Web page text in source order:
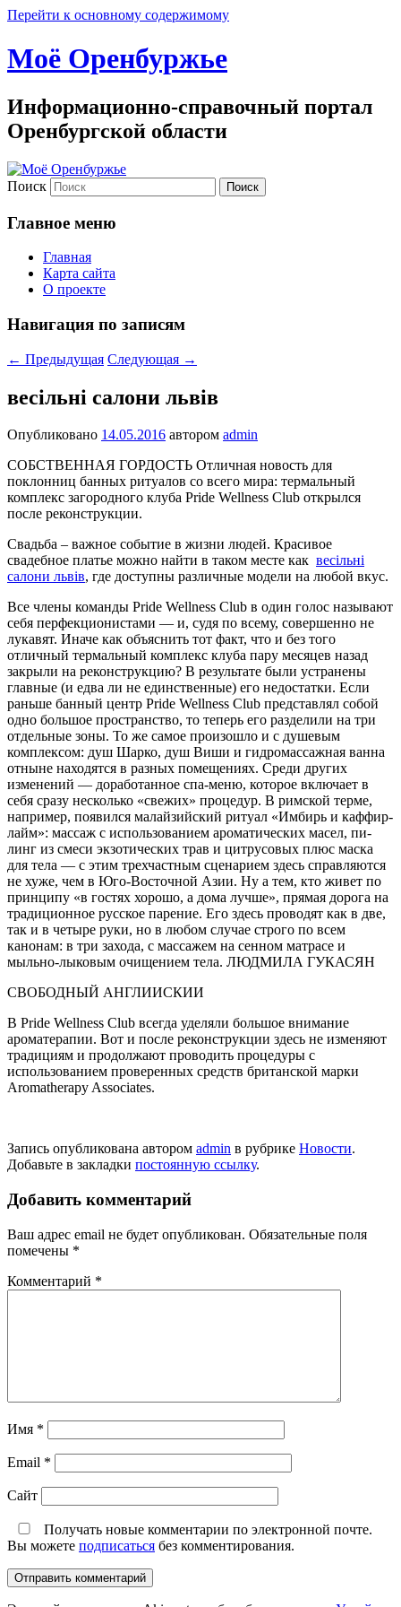
Перейти к основному содержимому
Моё Оренбуржье
Информационно-справочный портал
Оренбургской области
Поиск
Главное меню
Главная
Карта сайта
О проекте
Навигация по записям
← Предыдущая Следующая →
весільні салони львів
Опубликовано 14.05.2016 автором admin
СОБСТВЕННАЯ ГОРДОСТЬ Отличная новость для
поклонниц банных ритуалов со всего мира: термальный
комплекс загородного клуба Pride Wellness Club открылся
после реконструкции.
Свадьба – важное событие в жизни людей. Красивое
свадебное платье можно найти в таком месте как весільні
салони львів, где доступны различные модели на любой вкус.
Все члены команды Pride Wellness Club в один голос называют
себя перфекци­онистами — и, судя по все­му, совершенно не
лука­вят. Иначе как объяснить тот факт, что и без того
отличный термаль­ный комплекс клуба пару месяцев назад
закрыли на реконструкцию? В результате были устранены
глав­ные (и едва ли не единственные) его недостатки. Если
раньше банный центр Pride Wellness Club представ­лял собой
одно большое простран­ство, то теперь его разделили на три
отдельные зоны. То же самое произошло и с душевым
комплек­сом: душ Шарко, душ Виши и ги­дромассажная ванна
отныне нахо­дятся в разных помещениях. Среди других
изменений — доработанное спа-меню, которое включает в
себя сразу несколько «свежих» процедур. В римской терме,
например, появил­ся малайзийский ритуал «Имбирь и каффир-
лайм»: массаж с исполь­зованием ароматических масел, пи-
линг из смеси экзотических трав и цитрусовых плюс маска
для те­ла — с этим трехчастным сценари­ем здесь справляются
не хуже, чем в Юго-Восточной Азии. Ну а тем, кто живет по
принципу «в гостях хо­рошо, а дома лучше», прямая доро­га на
традиционное русское паре­ние. Его здесь проводят как в две,
так и в четыре руки, но в любом слу­чае строго по всем
канонам: в три за­хода, с массажем на сенном матрасе и
мыльно-лыковым очищением те­ла. ЛЮДМИЛА ГУКАСЯН
СВОБОДНЫЙ АНГЛИИСКИИ
В Pride Wellness Club всегда уделяли большое внимание
ароматерапии. Вот и после реконструкции здесь не изменяют
традициям и продолжают проводить процедуры с
использованием проверенных средств британской марки
Aromatherapy Associates.
Запись опубликована автором admin в рубрике Новости.
Добавьте в закладки постоянную ссылку.
Добавить комментарий
Ваш адрес email не будет опубликован. Обязательные поля
помечены *
Комментарий *
Имя *
Email *
Сайт
Получать новые комментарии по электронной почте.
Вы можете подписаться без комментирования.